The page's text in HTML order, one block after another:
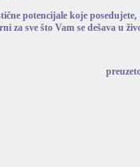
potencijale koje posedujete,
za sve što Vam se dešava u